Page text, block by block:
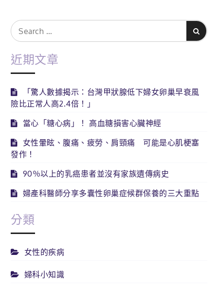
Search
for:
Search
近期文章
「驚人數據揭示：台灣甲狀腺低下婦女卵巢早衰風
險比正常人高2.4倍！」
當心「糖心病」！ 高血糖損害心臟神經
女性暈眩、腹痛、疲勞、肩頸痛 可能是心肌梗塞
發作！
90％以上的乳癌患者並沒有家族遺傳病史
婦產科醫師分享多囊性卵巢症候群保養的三大重點
分類
女性的疾病
婦科小知識